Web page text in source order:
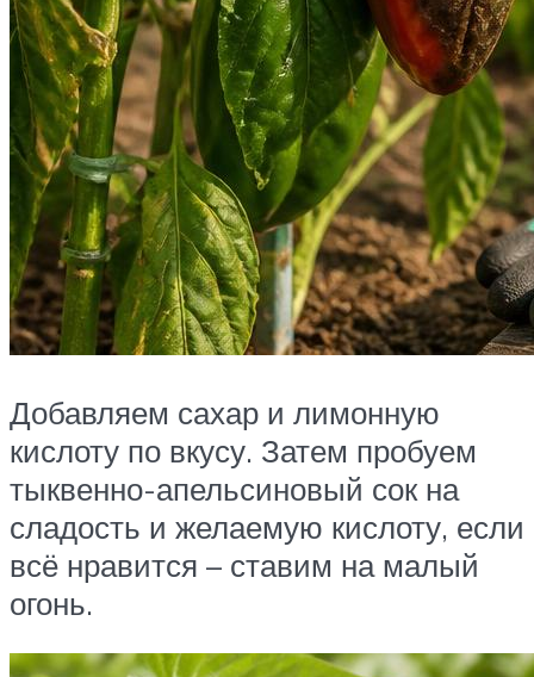
Добавляем сахар и лимонную
кислоту по вкусу. Затем пробуем
тыквенно-апельсиновый сок на
сладость и желаемую кислоту, если
всё нравится – ставим на малый
огонь.